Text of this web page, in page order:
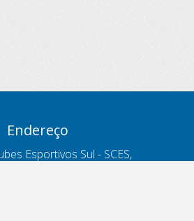
Endereço
Esportivos Sul - SCES,